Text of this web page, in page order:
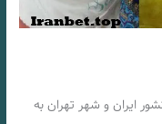
در تاریخ ۲۱ آذرماه سال ۱۳۷۱ در کشور ایران و شهر تهران به